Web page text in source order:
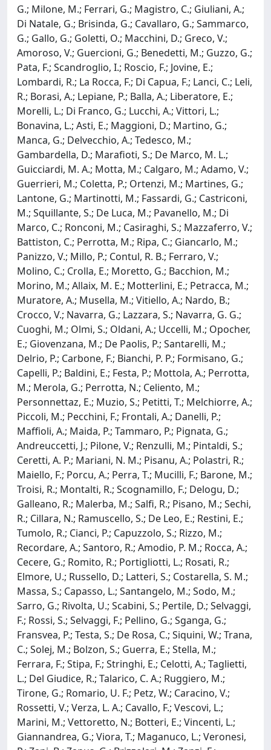
G.; Milone, M.; Ferrari, G.; Magistro, C.; Giuliani, A.;
Di Natale, G.; Brisinda, G.; Cavallaro, G.; Sammarco,
G.; Gallo, G.; Goletti, O.; Macchini, D.; Greco, V.;
Amoroso, V.; Guercioni, G.; Benedetti, M.; Guzzo, G.;
Pata, F.; Scandroglio, I.; Roscio, F.; Jovine, E.;
Lombardi, R.; La Rocca, F.; Di Capua, F.; Lanci, C.; Leli,
R.; Borasi, A.; Lepiane, P.; Balla, A.; Liberatore, E.;
Morelli, L.; Di Franco, G.; Lucchi, A.; Vittori, L.;
Bonavina, L.; Asti, E.; Maggioni, D.; Martino, G.;
Manca, G.; Delvecchio, A.; Tedesco, M.;
Gambardella, D.; Marafioti, S.; De Marco, M. L.;
Guicciardi, M. A.; Motta, M.; Calgaro, M.; Adamo, V.;
Guerrieri, M.; Coletta, P.; Ortenzi, M.; Martines, G.;
Lantone, G.; Martinotti, M.; Fassardi, G.; Castriconi,
M.; Squillante, S.; De Luca, M.; Pavanello, M.; Di
Marco, C.; Ronconi, M.; Casiraghi, S.; Mazzaferro, V.;
Battiston, C.; Perrotta, M.; Ripa, C.; Giancarlo, M.;
Panizzo, V.; Millo, P.; Contul, R. B.; Ferraro, V.;
Molino, C.; Crolla, E.; Moretto, G.; Bacchion, M.;
Morino, M.; Allaix, M. E.; Motterlini, E.; Petracca, M.;
Muratore, A.; Musella, M.; Vitiello, A.; Nardo, B.;
Crocco, V.; Navarra, G.; Lazzara, S.; Navarra, G. G.;
Cuoghi, M.; Olmi, S.; Oldani, A.; Uccelli, M.; Opocher,
E.; Giovenzana, M.; De Paolis, P.; Santarelli, M.;
Delrio, P.; Carbone, F.; Bianchi, P. P.; Formisano, G.;
Capelli, P.; Baldini, E.; Festa, P.; Mottola, A.; Perrotta,
M.; Merola, G.; Perrotta, N.; Celiento, M.;
Personnettaz, E.; Muzio, S.; Petitti, T.; Melchiorre, A.;
Piccoli, M.; Pecchini, F.; Frontali, A.; Danelli, P.;
Maffioli, A.; Maida, P.; Tammaro, P.; Pignata, G.;
Andreuccetti, J.; Pilone, V.; Renzulli, M.; Pintaldi, S.;
Ceretti, A. P.; Mariani, N. M.; Pisanu, A.; Polastri, R.;
Maiello, F.; Porcu, A.; Perra, T.; Mucilli, F.; Barone, M.;
Troisi, R.; Montalti, R.; Scognamillo, F.; Delogu, D.;
Galleano, R.; Malerba, M.; Salfi, R.; Pisano, M.; Sechi,
R.; Cillara, N.; Ramuscello, S.; De Leo, E.; Restini, E.;
Tumolo, R.; Cianci, P.; Capuzzolo, S.; Rizzo, M.;
Recordare, A.; Santoro, R.; Amodio, P. M.; Rocca, A.;
Cecere, G.; Romito, R.; Portigliotti, L.; Rosati, R.;
Elmore, U.; Russello, D.; Latteri, S.; Costarella, S. M.;
Massa, S.; Capasso, L.; Santangelo, M.; Sodo, M.;
Sarro, G.; Rivolta, U.; Scabini, S.; Pertile, D.; Selvaggi,
F.; Rossi, S.; Selvaggi, F.; Pellino, G.; Sganga, G.;
Fransvea, P.; Testa, S.; De Rosa, C.; Siquini, W.; Trana,
C.; Solej, M.; Bolzon, S.; Guerra, E.; Stella, M.;
Ferrara, F.; Stipa, F.; Stringhi, E.; Celotti, A.; Taglietti,
L.; Del Giudice, R.; Talarico, C. A.; Ruggiero, M.;
Tirone, G.; Romario, U. F.; Petz, W.; Caracino, V.;
Rossetti, V.; Verza, L. A.; Cavallo, F.; Vescovi, L.;
Marini, M.; Vettoretto, N.; Botteri, E.; Vincenti, L.;
Giannandrea, G.; Viora, T.; Maganuco, L.; Veronesi,